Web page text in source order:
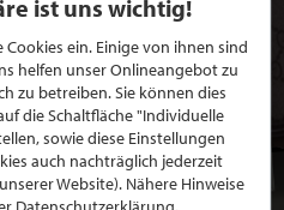
ist uns wichtig!
ein. Einige von ihnen sind
helfen unser Onlineangebot zu
zu betreiben. Sie können dies
die Schaltfläche "Individuelle
sowie diese Einstellungen
auch nachträglich jederzeit
Website). Nähere Hinweise